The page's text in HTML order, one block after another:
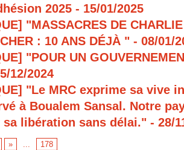
2025 - 15/01/2025
"MASSACRES DE
: 10 ANS DÉJÀ " - 08/01/
"POUR UN
12/2024
"Le MRC exprime sa vive
à Boualem Sansal. Notre
libération sans délai." - 28/
» ... 178